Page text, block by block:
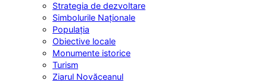
Strategia de dezvoltare
Simbolurile Naționale
Populația
Obiective locale
Monumente istorice
Turism
Ziarul Novăceanul